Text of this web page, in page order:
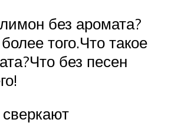
без аромата?
того.Что такое
без песен